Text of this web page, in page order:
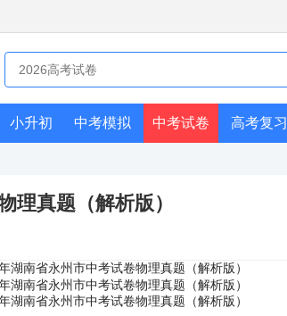
小升初 中考模拟 中考试卷 高考复习
理真题（解析版）